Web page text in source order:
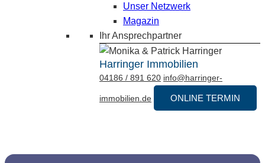
Unser Netzwerk
Magazin
Ihr Ansprechpartner
Harringer Immobilien
04186 / 891 620 info@harringer-
immobilien.de ONLINE TERMIN